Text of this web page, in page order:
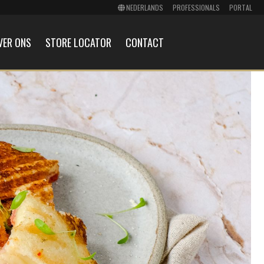
PROFESSIONALS PORTAL
ONS STORE LOCATOR CONTACT